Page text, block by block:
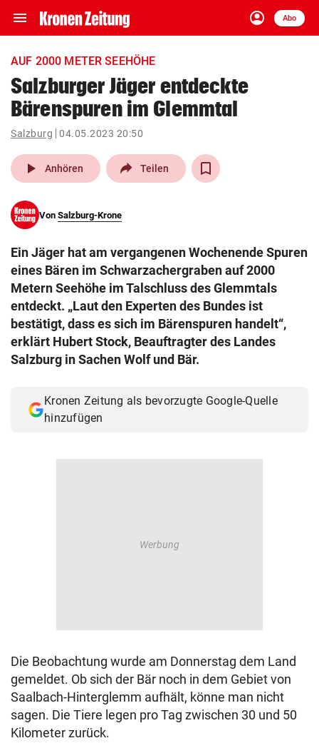
menu Navigation
ein-/ausklappen
account_circle
Anmelden
Abo
close Schließen
account_circle Anmelden
arrow_right
pin_drop
Wien arrow_right
search
eingeben
© Krone Multimedia GmbH & Co KG 2026
Muthgasse 2, 1190 Wien
AUF 2000 METER SEEHÖHE
Salzburger Jäger entdeckte
Bärenspuren im Glemmtal
Salzburg 04.05.2023 20:50
play_arrow Anhören Teilen
Von Salzburg-Krone
Ein Jäger hat am vergangenen Wochenende Spuren
eines Bären im Schwarzachergraben auf 2000
Metern Seehöhe im Talschluss des Glemmtals
entdeckt. „Laut den Experten des Bundes ist
bestätigt, dass es sich im Bärenspuren handelt“,
erklärt Hubert Stock, Beauftragter des Landes
Salzburg in Sachen Wolf und Bär.
Kronen Zeitung als bevorzugte Google-Quelle
hinzufügen
Die Beobachtung wurde am Donnerstag dem Land
gemeldet. Ob sich der Bär noch in dem Gebiet von
Saalbach-Hinterglemm aufhält, könne man nicht
sagen. Die Tiere legen pro Tag zwischen 30 und 50
Kilometer zurück.